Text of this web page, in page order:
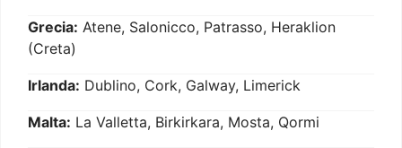
Grecia: Atene, Salonicco, Patrasso, Heraklion
(Creta)
Irlanda: Dublino, Cork, Galway, Limerick
Malta: La Valletta, Birkirkara, Mosta, Qormi